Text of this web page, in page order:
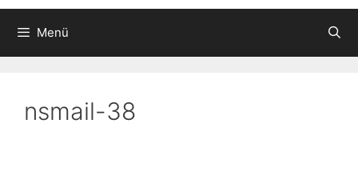
Menü
nsmail-38